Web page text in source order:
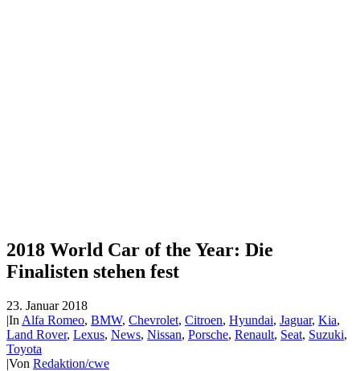
2018 World Car of the Year: Die
Finalisten stehen fest
23. Januar 2018
|In Alfa Romeo, BMW, Chevrolet, Citroen, Hyundai, Jaguar, Kia,
Land Rover, Lexus, News, Nissan, Porsche, Renault, Seat, Suzuki,
Toyota
|Von Redaktion/cwe